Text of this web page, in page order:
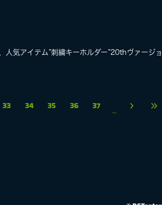
気アイテム”刺繍キーホルダー”20thヴァージ
33 34 35 36 37
...